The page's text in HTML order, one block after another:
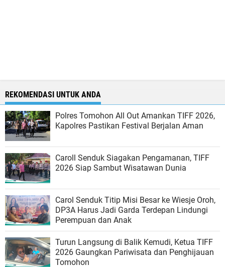
REKOMENDASI UNTUK ANDA
Polres Tomohon All Out Amankan TIFF 2026,
Kapolres Pastikan Festival Berjalan Aman
Caroll Senduk Siagakan Pengamanan, TIFF
2026 Siap Sambut Wisatawan Dunia
Carol Senduk Titip Misi Besar ke Wiesje Oroh,
DP3A Harus Jadi Garda Terdepan Lindungi
Perempuan dan Anak
Turun Langsung di Balik Kemudi, Ketua TIFF
2026 Gaungkan Pariwisata dan Penghijauan
Tomohon